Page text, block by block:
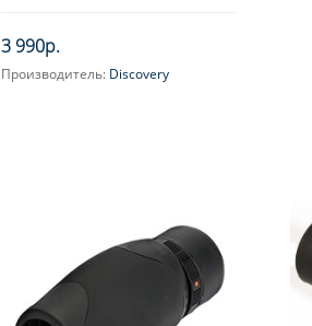
3 990р.
Производитель: Discovery